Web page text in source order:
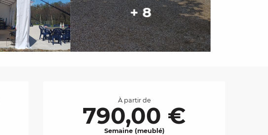
+ 8
Ouverture et
À partir de
790,00 €
Semaine (meublé)